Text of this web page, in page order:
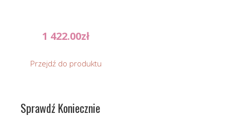
1 422.00zł
Przejdź do produktu
Sprawdź Koniecznie